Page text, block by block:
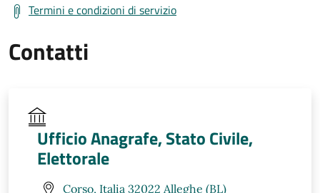
Termini e condizioni di servizio
Contatti
Ufficio Anagrafe, Stato Civile,
Elettorale
Corso, Italia 32022 Alleghe (BL)